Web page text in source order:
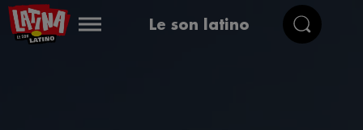
Le son latino